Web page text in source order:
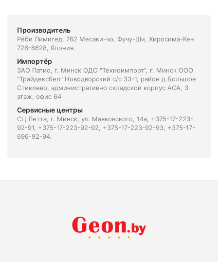
Производитель
Рёби Лимитед. 762 Месаки-чо, Фучу-Ши, Хиросима-Кен
726-8628, Япония.
Импортёр
ЗАО Патио, г. Минск ОДО "Техноимпорт", г. Минск ООО
"Трайдексбел" Новодворский с/с 33-1, район д.Большое
Стиклево, административно складской корпус АСА, 3
этаж, офис 64
Сервисные центры
СЦ Летта, г. Минск, ул. Маяковского, 14а, +375-17-223-
92-91, +375-17-223-92-92, +375-17-223-92-93, +375-17-
696-92-94.